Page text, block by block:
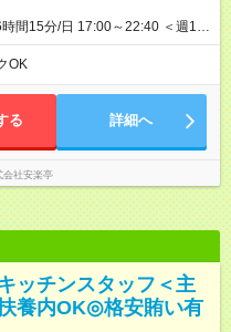
間15分/日 17:00～22:40 ＜週1日
生は21:30までの勤務 ・シフ
先でOK◎ ・週1日もあれば週5日
て働けます！
OK
る 詳細へ
会社安楽亭
ッチンスタッフ＜主
養内OK◎格安賄い有